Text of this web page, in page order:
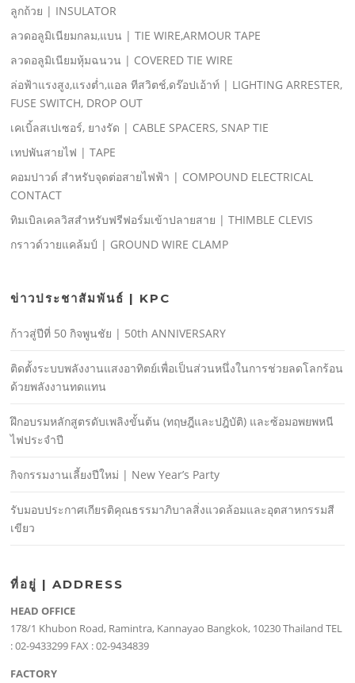
ลูกถ้วย | INSULATOR
ลวดอลูมิเนียมกลม,แบน | TIE WIRE,ARMOUR TAPE
ลวดอลูมิเนียมหุ้มฉนวน | COVERED TIE WIRE
ล่อฟ้าแรงสูง,แรงตํ่า,แอล ทีสวิตช์,ดร๊อปเอ้าท์ | LIGHTING ARRESTER,
FUSE SWITCH, DROP OUT
เคเบิ้ลสเปเซอร์, ยางรัด | CABLE SPACERS, SNAP TIE
เทปพันสายไฟ | TAPE
คอมปาวด์ สําหรับจุดต่อสายไฟฟ้า | COMPOUND ELECTRICAL
CONTACT
ทิมเบิลเคลวิสสําหรับฟรีฟอร์มเข้าปลายสาย | THIMBLE CLEVIS
กราวด์วายแคล้มป์ | GROUND WIRE CLAMP
ข่าวประชาสัมพันธ์ | KPC
ก้าวสู่ปีที่ 50 กิจพูนชัย | 50th ANNIVERSARY
ติดตั้งระบบพลังงานแสงอาทิตย์เพื่อเป็นส่วนหนึ่งในการช่วยลดโลกร้อน
ด้วยพลังงานทดแทน
ฝึกอบรมหลักสูตรดับเพลิงขั้นต้น (ทฤษฎีและปฎิบัติ) และซ้อมอพยพหนี
ไฟประจําปี
กิจกรรมงานเลี้ยงปีใหม่ | New Year’s Party
รับมอบประกาศเกียรติคุณธรรมาภิบาลสิ่งแวดล้อมและอุตสาหกรรมสี
เขียว
ที่อยู่ | ADDRESS
HEAD OFFICE
178/1 Khubon Road, Ramintra, Kannayao Bangkok, 10230 Thailand TEL
: 02-9433299 FAX : 02-9434839
FACTORY